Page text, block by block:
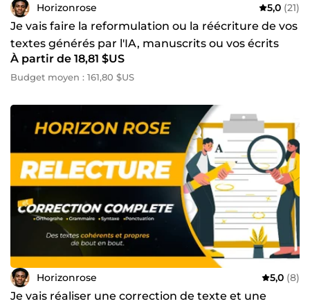
Horizonrose 5,0 (21)
Je vais faire la reformulation ou la réécriture de vos
textes générés par l'IA, manuscrits ou vos écrits
À partir de 18,81 $US
Budget moyen : 161,80 $US
Horizonrose 5,0 (8)
Je vais réaliser une correction de texte et une